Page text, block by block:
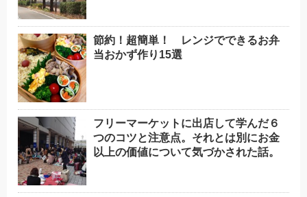
節約！超簡単！ レンジでできるお弁
当おかず作り15選
フリーマーケットに出店して学んだ６
つのコツと注意点。それとは別にお金
以上の価値について気づかされた話。